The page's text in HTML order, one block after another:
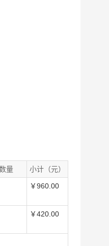
量 小计（元）
￥960.00
￥420.00